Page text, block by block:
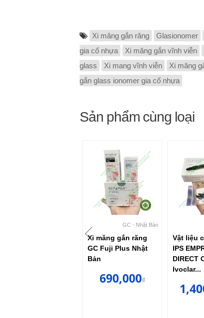
Xi măng gắn răng Glasionomer
gia cố nhựa
Xi măng gắn vĩnh viễn
glass
Xi mang vĩnh viễn Xi măng
gắn glass ionomer gia cố nhựa
Sản phẩm cùng loại
GC - Nhật Bản
Xi măng gắn răng
GC Fuji Plus Nhật
Bản
690,000₫
Vật liệu
IPS
DIRECT
Ivoclar...